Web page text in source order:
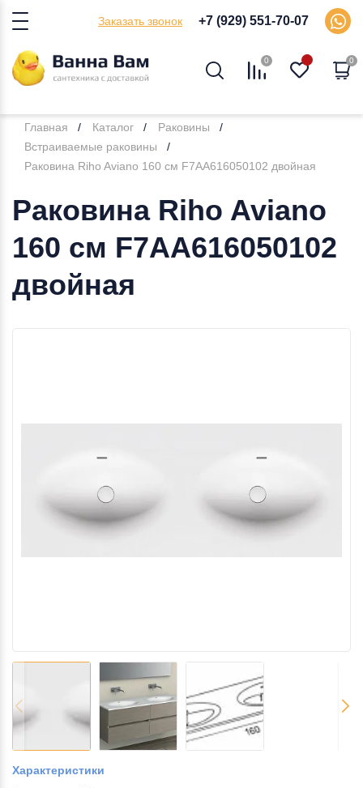
Заказать звонок +7 (929) 551-70-07
0 0
Главная Каталог
Раковины
Встраиваемые раковины
Раковина Riho Aviano 160 см F7AA616050102 двойная
Раковина Riho Aviano
160 см F7AA616050102
двойная
Характеристики